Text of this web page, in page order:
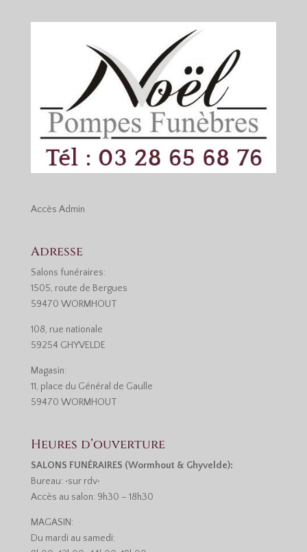
Accès Admin
Adresse
Salons funéraires:
1505, route de Bergues
59470 WORMHOUT
108, rue nationale
59254 GHYVELDE
Magasin:
11, place du Général de Gaulle
59470 WORMHOUT
Heures d’ouverture
SALONS FUNÉRAIRES (Wormhout & Ghyvelde):
Bureau: •sur rdv•
Accès au salon: 9h30 – 18h30
MAGASIN:
Du mardi au samedi: